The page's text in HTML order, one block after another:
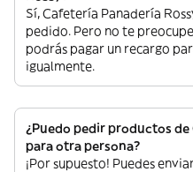
Sí, Cafetería Panadería
pedido. Pero no te
podrás pagar un recargo
igualmente.
¿Puedo pedir productos de
para otra persona?
¡Por supuesto! Puedes